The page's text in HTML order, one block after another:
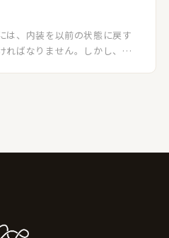
も撤去しなくてはなりませ
てしまうと思わぬトラブルが
。何より気になってくるのはど
は、内装を以前の状態に戻す
ればなりません。しかし、正